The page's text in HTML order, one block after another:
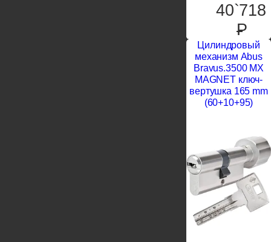
40`718
P
Цилиндровый
механизм Abus
Bravus.3500 MX
MAGNET ключ-
вертушка 165 mm
(60+10+95)